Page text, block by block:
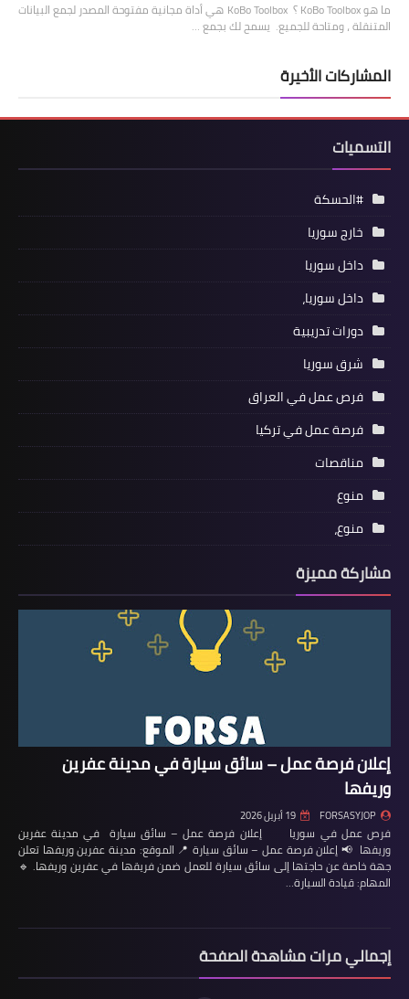
ما هو KoBo Toolbox ؟ KoBo Toolbox هي أداة مجانية مفتوحة المصدر لجمع البيانات
المتنقلة ، ومتاحة للجميع. يسمح لك بجمع …
المشاركات الأخيرة
التسميات
#الحسكة
خارج سوريا
داخل سوريا
داخل سوريا،
دورات تدريبية
شرق سوريا
فرص عمل في العراق
فرصة عمل في تركيا
مناقصات
منوع
منوع،
مشاركة مميزة
إعلان فرصة عمل – سائق سيارة في مدينة عفرين
وريفها
FORSASYJOP 19 أبريل 2026
فرص عمل في سوريا إعلان فرصة عمل – سائق سيارة في مدينة عفرين
وريفها 📢 إعلان فرصة عمل – سائق سيارة 📍 الموقع: مدينة عفرين وريفها تعلن
جهة خاصة عن حاجتها إلى سائق سيارة للعمل ضمن فريقها في عفرين وريفها. 🔹
المهام: قيادة السيارة…
إجمالي مرات مشاهدة الصفحة